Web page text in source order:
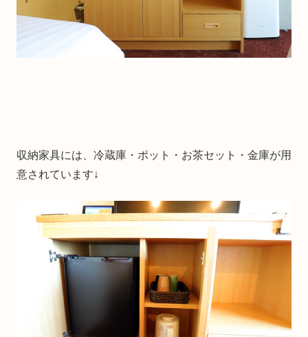
収納家具には、冷蔵庫・ポット・お茶セット・金庫が用
意されています↓